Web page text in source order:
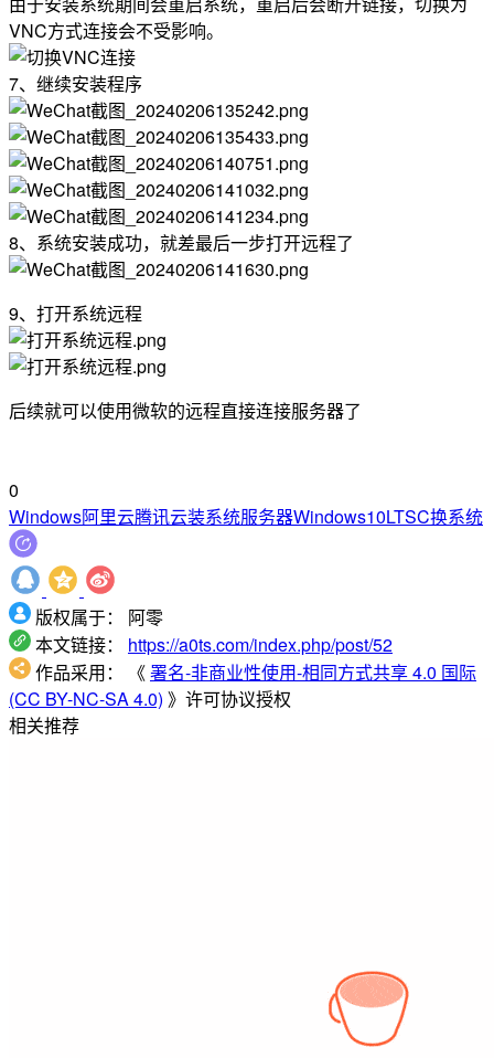
VNC方式连接会不受影响。
7、继续安装程序
8、系统安装成功，就差最后一步打开远程了
9、打开系统远程
后续就可以使用微软的远程直接连接服务器了
0
Windows阿里云腾讯云装系统服务器Windows10LTSC换系统
版权属于：
阿零
本文链接：
https://a0ts.com/index.php/post/52
作品采用：
《署名-非商业性使用-相同方式共享 4.0 国际
(CC BY-NC-SA 4.0) 》许可协议授权
相关推荐